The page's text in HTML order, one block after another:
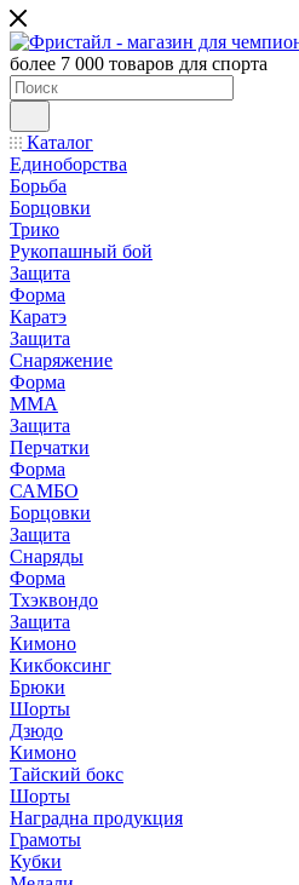
более 7 000 товаров для спорта
Каталог
Единоборства
Борьба
Борцовки
Трико
Рукопашный бой
Защита
Форма
Каратэ
Защита
Снаряжение
Форма
ММА
Защита
Перчатки
Форма
САМБО
Борцовки
Защита
Снаряды
Форма
Тхэквондо
Защита
Кимоно
Кикбоксинг
Брюки
Шорты
Дзюдо
Кимоно
Тайский бокс
Шорты
Наградна продукция
Грамоты
Кубки